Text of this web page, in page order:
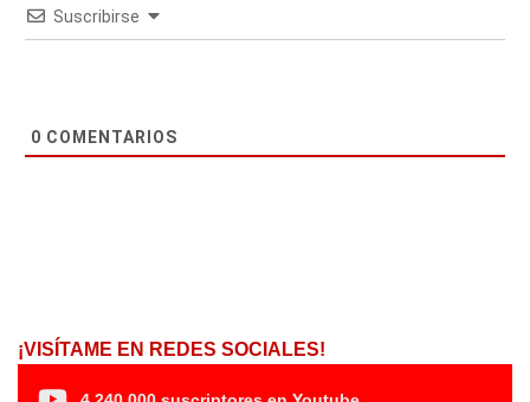
Suscribirse
0 COMENTARIOS
¡VISÍTAME EN REDES SOCIALES!